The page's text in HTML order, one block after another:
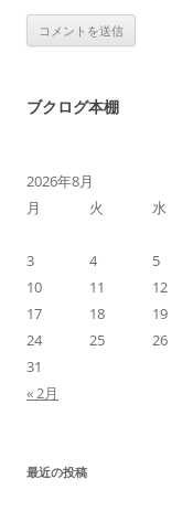
ブクログ本棚
2026年8月
月
火 水
3
4 5
10
11 12
17
18 19
24
25 26
31
« 2月
最近の投稿